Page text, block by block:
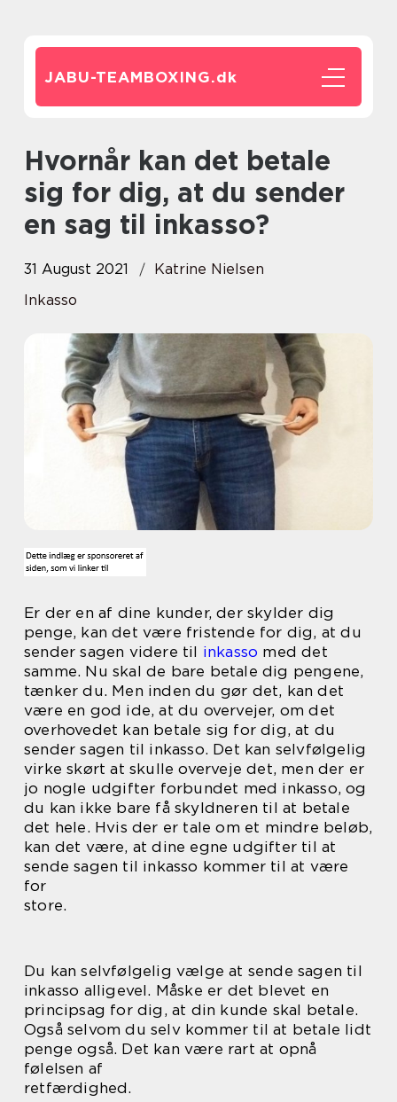
JABU-TEAMBOXING.dk
Hvornår kan det betale
sig for dig, at du sender
en sag til inkasso?
31 August 2021
Katrine Nielsen
Inkasso
Er der en af dine kunder, der skylder dig
penge, kan det være fristende for dig, at du
sender sagen videre til inkasso med det
samme. Nu skal de bare betale dig pengene,
tænker du. Men inden du gør det, kan det
være en god ide, at du overvejer, om det
overhovedet kan betale sig for dig, at du
sender sagen til inkasso. Det kan selvfølgelig
virke skørt at skulle overveje det, men der er
jo nogle udgifter forbundet med inkasso, og
du kan ikke bare få skyldneren til at betale
det hele. Hvis der er tale om et mindre beløb,
kan det være, at dine egne udgifter til at
sende sagen til inkasso kommer til at være
for
store.
Du kan selvfølgelig vælge at sende sagen til
inkasso alligevel. Måske er det blevet en
principsag for dig, at din kunde skal betale.
Også selvom du selv kommer til at betale lidt
penge også. Det kan være rart at opnå
følelsen af
retfærdighed.